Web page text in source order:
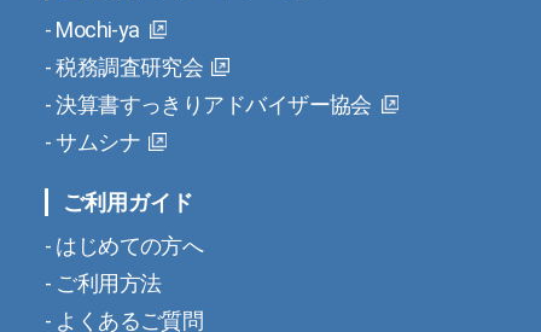
Mochi-ya
税務調査研究会
決算書すっきりアドバイザー協会
サムシナ
ご利用ガイド
はじめての方へ
ご利用方法
よくあるご質問